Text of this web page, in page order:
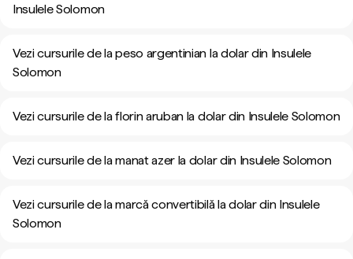
Insulele Solomon
Vezi cursurile de la peso argentinian la dolar din Insulele
Solomon
Vezi cursurile de la florin aruban la dolar din Insulele Solomon
Vezi cursurile de la manat azer la dolar din Insulele Solomon
Vezi cursurile de la marcă convertibilă la dolar din Insulele
Solomon